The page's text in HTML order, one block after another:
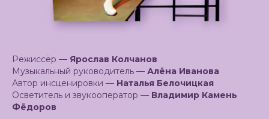
Режиссёр — Ярослав Колчанов
Музыкальный руководитель — Алёна Иванова
Автор инсценировки — Наталья Белочицкая
Осветитель и звукооператор — Владимир Камень
Фёдоров